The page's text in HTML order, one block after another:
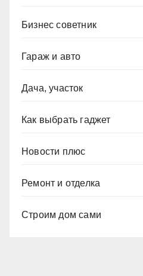
Бизнес советник
Гараж и авто
Дача, участок
Как выбрать гаджет
Новости плюс
Ремонт и отделка
Строим дом сами